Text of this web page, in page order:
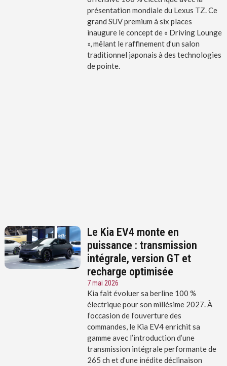
présentation mondiale du Lexus TZ. Ce
grand SUV premium à six places
inaugure le concept de « Driving Lounge
», mêlant le raffinement d’un salon
traditionnel japonais à des technologies
de pointe.
Le Kia EV4 monte en
puissance : transmission
intégrale, version GT et
recharge optimisée
7 mai 2026
Kia fait évoluer sa berline 100 %
électrique pour son millésime 2027. À
l’occasion de l’ouverture des
commandes, le Kia EV4 enrichit sa
gamme avec l’introduction d’une
transmission intégrale performante de
265 ch et d’une inédite déclinaison